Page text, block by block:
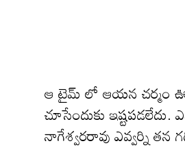
ఆ టైమ్ లో ఆయన చర్మం
చూసేందుకు
నాగేశ్వరరావు ఎవ్వర్ని